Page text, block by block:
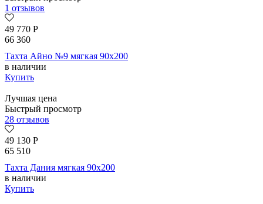
1 отзывов
49 770 Р
66 360
Тахта Айно №9 мягкая 90х200
в наличии
Купить
Лучшая цена
Быстрый просмотр
28 отзывов
49 130 Р
65 510
Тахта Дания мягкая 90х200
в наличии
Купить